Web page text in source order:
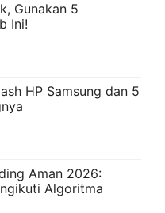
Gunakan 5
Ini!
HP Samsung dan 5
Aman 2026:
Algoritma